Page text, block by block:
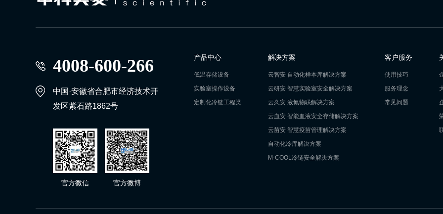
4008-600-266
中国·安徽省合肥市经济技术开
发区紫石路1862号
官方微信 官方微博
产品中心
低温存储设备
实验室操作设备
定制化冷链工程类
解决方案
云智安 自动化样本库解决方案
云研安 智慧实验室安全解决方案
云久安 液氮物联解决方案
云血安 智能血液安全存储解决方案
云苗安 智慧疫苗管理解决方案
自动化冷库解决方案
M-COOL冷链安全解决方案
客户服务
使用技巧
服务理念
常见问题